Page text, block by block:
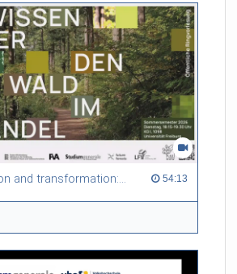
Between tradition and transformation: how owners, advisers and institutions co-create knowledge for resilient forests in Europe 54:13